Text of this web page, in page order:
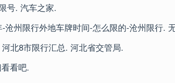
号. 汽车之家.
沧州限行外地车牌时间-怎么限的-沧州限行.
北8市限行汇总. 河北省交管局.
看吧.